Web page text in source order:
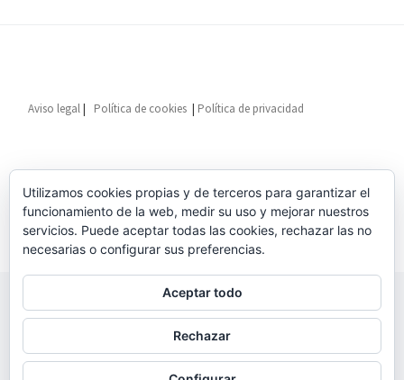
Aviso legal| Política de cookies | Política de privacidad
Asociación Vecinal Delicias Millán Santos
derechos reservados
– Diseñado con el
Utilizamos cookies propias y de terceros para garantizar el
funcionamiento de la web, medir su uso y mejorar nuestros
servicios. Puede aceptar todas las cookies, rechazar las no
necesarias o configurar sus preferencias.
Aceptar todo
Rechazar